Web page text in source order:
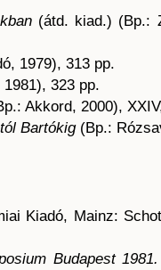
(átd. kiad.) (Bp.:
1979), 313 pp.
323 pp.
Akkord, 2000),
Bartókig (Bp.:
Kiadó, Mainz:
Budapest